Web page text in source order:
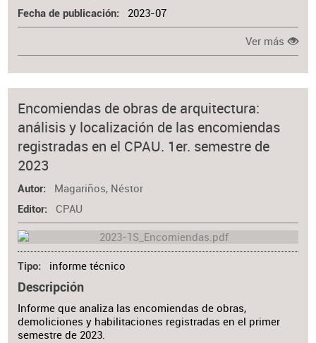
Fecha de publicación 2023-07
Ver más
Encomiendas de obras de arquitectura:
análisis y localización de las encomiendas
registradas en el CPAU. 1er. semestre de
2023
Autor Magariños, Néstor
Editor CPAU
Tipo informe técnico
Descripción
Informe que analiza las encomiendas de obras,
demoliciones y habilitaciones registradas en el primer
semestre de 2023.